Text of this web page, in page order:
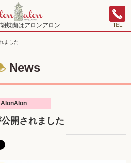
蝶蘭はアロンアロン
ました
News
AlonAlon
開されました